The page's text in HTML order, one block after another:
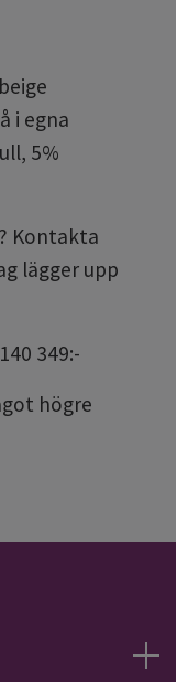
i egna
5%
Kontakta
lägger upp
349:-
högre